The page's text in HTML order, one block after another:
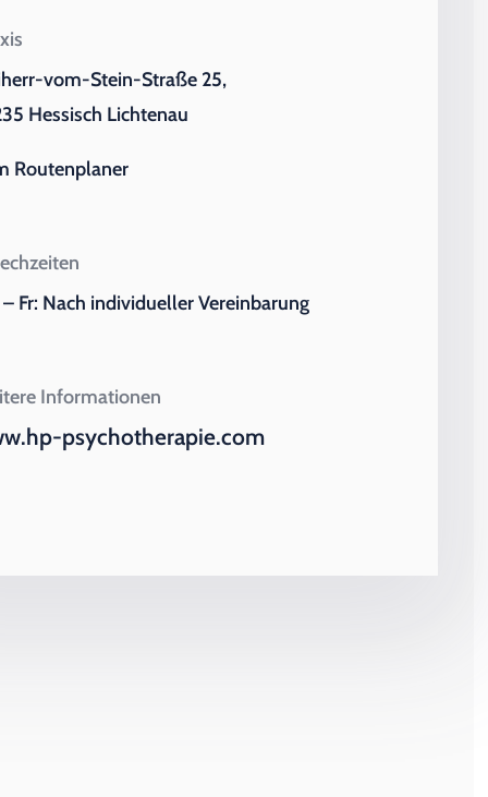
vom-Stein-Straße 25,
Hessisch Lichtenau
Routenplaner
Fr: Nach individueller Vereinbarung
Informationen
psychotherapie.com